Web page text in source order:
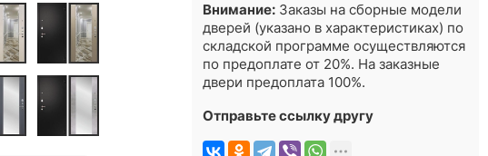
Внимание: Заказы на сборные модели
дверей (указано в характеристиках) по
складской программе осуществляются
по предоплате от 20%. На заказные
двери предоплата 100%.
Отправьте ссылку другу